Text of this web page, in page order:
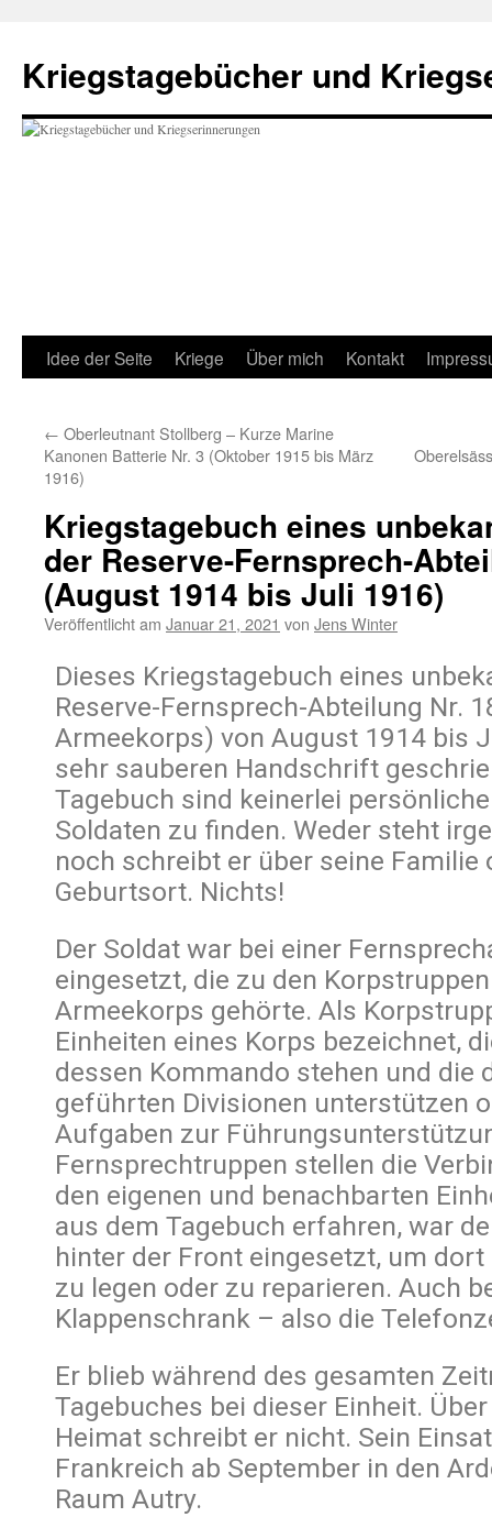
Kriegstagebücher und
Idee der Seite Kriege Über mich Kontakt
← Oberleutnant Stollberg – Kurze Marine
Kanonen Batterie Nr. 3 (Oktober 1915 bis März
1916)
Kriegstagebuch eines
der Reserve-Fernsprech-
(August 1914 bis Juli 1916)
Veröffentlicht am Januar 21, 2021 von Jens Winter
Dieses Kriegstagebuch eines
Reserve-Fernsprech-Abteilung Nr.
Armeekorps) von August 1914 bis
sehr sauberen Handschrift
Tagebuch sind keinerlei
Soldaten zu finden. Weder steht
noch schreibt er über seine Familie
Geburtsort. Nichts!
Der Soldat war bei einer
eingesetzt, die zu den
Armeekorps gehörte. Als
Einheiten eines Korps bezeichnet,
dessen Kommando stehen und die
geführten Divisionen unterstützen
Aufgaben zur
Fernsprechtruppen stellen die
den eigenen und benachbarten
aus dem Tagebuch erfahren, war
hinter der Front eingesetzt, um
zu legen oder zu reparieren. Auch
Klappenschrank – also die
Er blieb während des gesamten
Tagebuches bei dieser Einheit.
Heimat schreibt er nicht. Sein
Frankreich ab September in den
Raum Autry.